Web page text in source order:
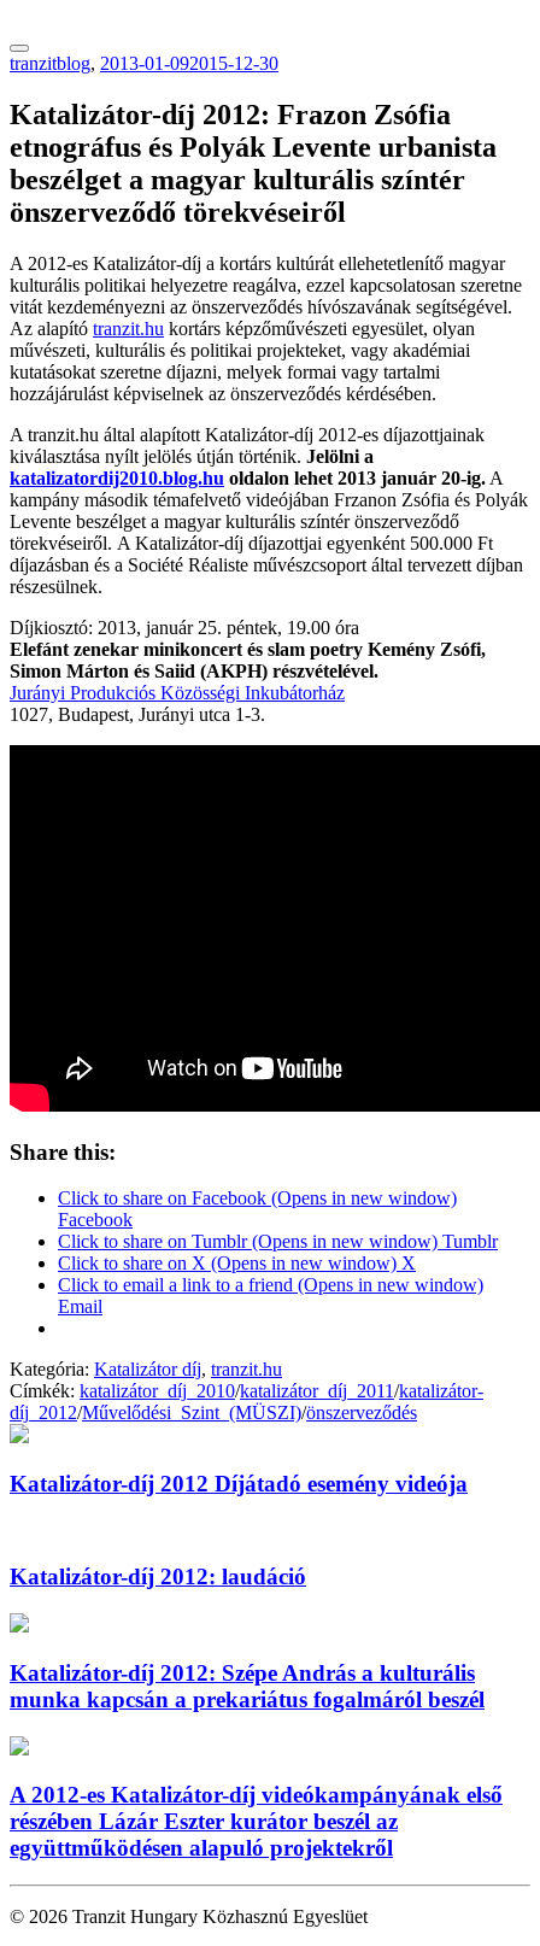
tranzitblog, 2013-01-092015-12-30
Katalizátor-díj 2012: Frazon Zsófia
etnográfus és Polyák Levente urbanista
beszélget a magyar kulturális színtér
önszerveződő törekvéseiről
A 2012-es Katalizátor-díj a kortárs kultúrát ellehetetlenítő magyar
kulturális politikai helyezetre reagálva, ezzel kapcsolatosan szeretne
vitát kezdeményezni az önszerveződés hívószavának segítségével.
Az alapító tranzit.hu kortárs képzőművészeti egyesület, olyan
művészeti, kulturális és politikai projekteket, vagy akadémiai
kutatásokat szeretne díjazni, melyek formai vagy tartalmi
hozzájárulást képviselnek az önszerveződés kérdésében.
A tranzit.hu által alapított Katalizátor-díj 2012-es díjazottjainak
kiválasztása nyílt jelölés útján történik. Jelölni a
katalizatordij2010.blog.hu oldalon lehet 2013 január 20-ig. A
kampány második témafelvető videójában Frzanon Zsófia és Polyák
Levente beszélget a magyar kulturális színtér önszerveződő
törekvéseiről. A Katalizátor-díj díjazottjai egyenként 500.000 Ft
díjazásban és a Société Réaliste művészcsoport által tervezett díjban
részesülnek.
Díjkiosztó: 2013, január 25. péntek, 19.00 óra
Elefánt zenekar minikoncert és slam poetry Kemény Zsófi,
Simon Márton és Saiid (AKPH) részvételével.
Jurányi Produkciós Közösségi Inkubátorház
1027, Budapest, Jurányi utca 1-3.
Share this:
Click to share on Facebook (Opens in new window)
Facebook
Click to share on Tumblr (Opens in new window) Tumblr
Click to share on X (Opens in new window) X
Click to email a link to a friend (Opens in new window)
Email
Kategória: Katalizátor díj, tranzit.hu
Címkék: katalizátor_díj_2010/katalizátor_díj_2011/katalizátor-
díj_2012/Művelődési_Szint_(MÜSZI)/önszerveződés
Katalizátor-díj 2012 Díjátadó esemény videója
Katalizátor-díj 2012: laudáció
Katalizátor-díj 2012: Szépe András a kulturális
munka kapcsán a prekariátus fogalmáról beszél
A 2012-es Katalizátor-díj videókampányának első
részében Lázár Eszter kurátor beszél az
együttműködésen alapuló projektekről
© 2026 Tranzit Hungary Közhasznú Egyeslüet